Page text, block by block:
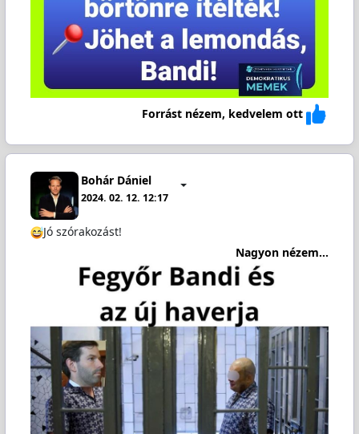
Forrást nézem, kedvelem ott
Bohár Dániel
2024. 02. 12. 12:17
Jó szórakozást!
Nagyon nézem...